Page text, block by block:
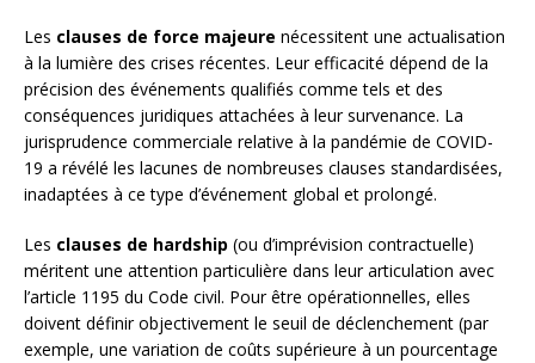
Les clauses de force majeure nécessitent une actualisation
à la lumière des crises récentes. Leur efficacité dépend de la
précision des événements qualifiés comme tels et des
conséquences juridiques attachées à leur survenance. La
jurisprudence commerciale relative à la pandémie de COVID-
19 a révélé les lacunes de nombreuses clauses standardisées,
inadaptées à ce type d’événement global et prolongé.
Les clauses de hardship (ou d’imprévision contractuelle)
méritent une attention particulière dans leur articulation avec
l’article 1195 du Code civil. Pour être opérationnelles, elles
doivent définir objectivement le seuil de déclenchement (par
exemple, une variation de coûts supérieure à un pourcentage